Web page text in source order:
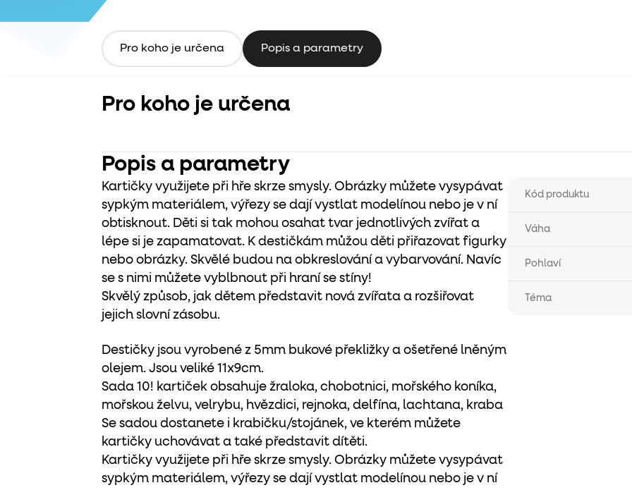
Pro koho je určena Popis a parametry
Pro koho je určena
Popis a parametry
Kartičky využijete při hře skrze smysly. Obrázky můžete vysypávat
sypkým materiálem, výřezy se dají vystlat modelínou nebo je v ní
obtisknout. Děti si tak mohou osahat tvar jednotlivých zvířat a
lépe si je zapamatovat. K destičkám můžou děti přiřazovat figurky
nebo obrázky. Skvělé budou na obkreslování a vybarvování. Navíc
se s nimi můžete vyblbnout při hraní se stíny!
Skvělý způsob, jak dětem představit nová zvířata a rozšiřovat
jejich slovní zásobu.
Destičky jsou vyrobené z 5mm bukové překližky a ošetřené lněným
olejem. Jsou veliké 11x9cm.
Sada 10! kartiček obsahuje žraloka, chobotnici, mořského koníka,
mořskou želvu, velrybu, hvězdici, rejnoka, delfína, lachtana, kraba
Se sadou dostanete i krabičku/stojánek, ve kterém můžete
kartičky uchovávat a také představit dítěti.
Kartičky využijete při hře skrze smysly. Obrázky můžete vysypávat
sypkým materiálem, výřezy se dají vystlat modelínou nebo je v ní
Kód produktu
Váha
Pohlaví
Téma